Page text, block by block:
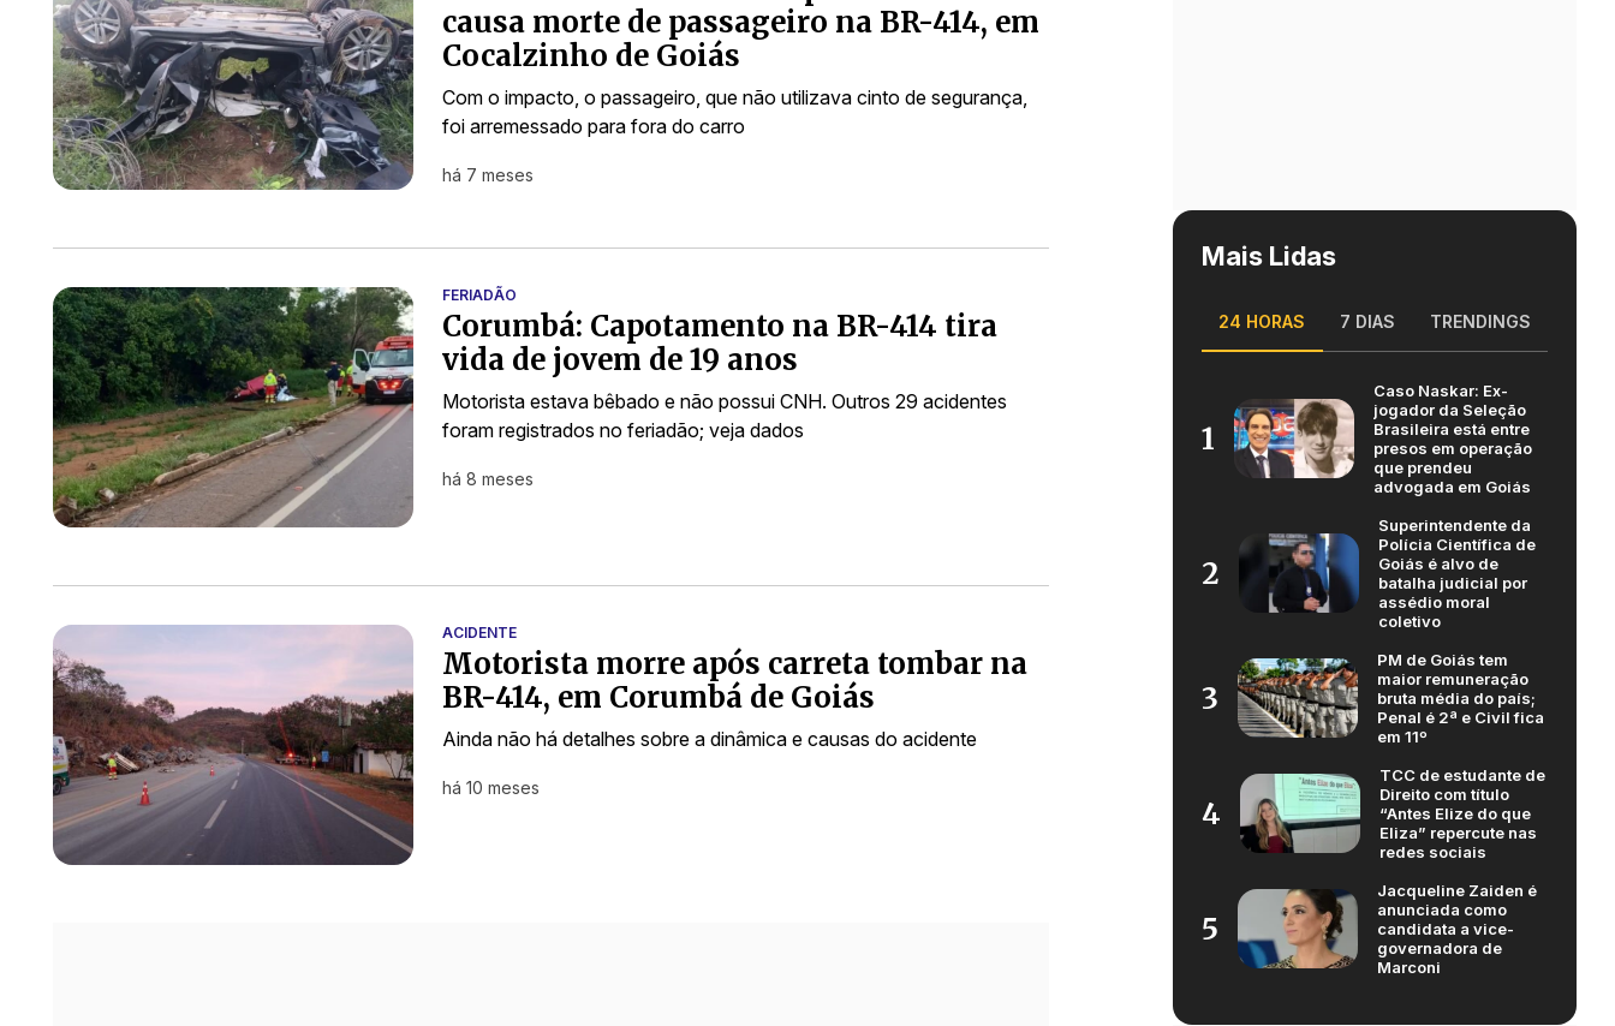
causa morte de passageiro na BR-414, em
Cocalzinho de Goiás
Com o impacto, o passageiro, que não utilizava cinto de segurança,
foi arremessado para fora do carro
há 7 meses
FERIADÃO
Corumbá: Capotamento na BR-414 tira
vida de jovem de 19 anos
Motorista estava bêbado e não possui CNH. Outros 29 acidentes
foram registrados no feriadão; veja dados
há 8 meses
ACIDENTE
Motorista morre após carreta tombar na
BR-414, em Corumbá de Goiás
Ainda não há detalhes sobre a dinâmica e causas do acidente
há 10 meses
Mais Lidas
24 HORAS 7 DIAS TRENDINGS
1
Caso Naskar: Ex-
jogador da Seleção
Brasileira está entre
presos em operação
que prendeu
advogada em Goiás
2
Superintendente da
Polícia Científica de
Goiás é alvo de
batalha judicial por
assédio moral
coletivo
3
PM de Goiás tem
maior remuneração
bruta média do país;
Penal é 2ª e Civil fica
em 11º
4
TCC de estudante de
Direito com título
“Antes Elize do que
Eliza” repercute nas
redes sociais
5
Jacqueline Zaiden é
anunciada como
candidata a vice-
governadora de
Marconi